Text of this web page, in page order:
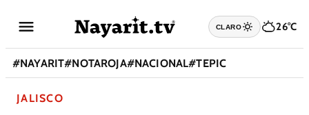
CLARO 26°C
#NAYARIT#NOTAROJA#NACIONAL#TEPIC
JALISCO